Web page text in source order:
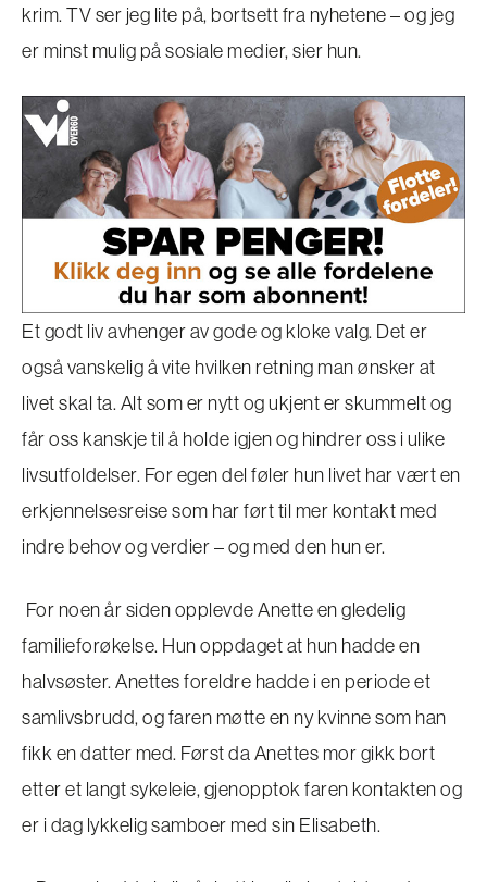
krim. TV ser jeg lite på, bortsett fra nyhetene – og jeg
er minst mulig på sosiale medier, sier hun.
Et godt liv avhenger av gode og kloke valg. Det er
også vanskelig å vite hvilken retning man ønsker at
livet skal ta. Alt som er nytt og ukjent er skummelt og
får oss kanskje til å holde igjen og hindrer oss i ulike
livsutfoldelser. For egen del føler hun livet har vært en
erkjennelsesreise som har ført til mer kontakt med
indre behov og verdier – og med den hun er.
For noen år siden opplevde Anette en gledelig
familieforøkelse. Hun oppdaget at hun hadde en
halvsøster. Anettes foreldre hadde i en periode et
samlivsbrudd, og faren møtte en ny kvinne som han
fikk en datter med. Først da Anettes mor gikk bort
etter et langt sykeleie, gjenopptok faren kontakten og
er i dag lykkelig samboer med sin Elisabeth.